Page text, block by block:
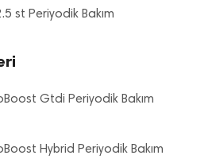
st Periyodik Bakım
Gtdi Periyodik Bakım
Hybrid Periyodik Bakım